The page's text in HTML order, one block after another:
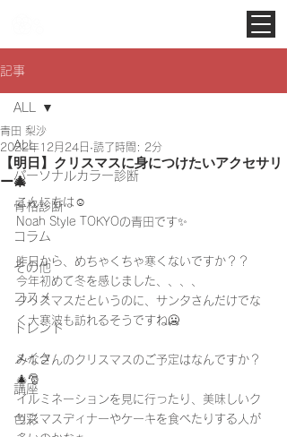
記事
ALL
パーソナルカラー診断
骨格診断
コラム
その他
コスメ
トレンド
メイク
講座
色彩
ALL
【明日】クリスマスに身につけたいアクセサリ
ー🎄
青田 梨沙
2022年12月24日 読了時間: 2分
こんにちは☺️
Noah Style TOKYOの青田です✨
昨日から、めちゃくちゃ寒くないですか？？
今年初めて冬を感じました、、、、
クリスマスだというのに、サンタさんだけでな
く大寒波も訪れるそうですね🥶
みなさんのクリスマスのご予定はなんですか？
🎄🎅
イルミネーションを見に行ったり、美味しいク
リスマスディナーやケーキを食べたりする人が